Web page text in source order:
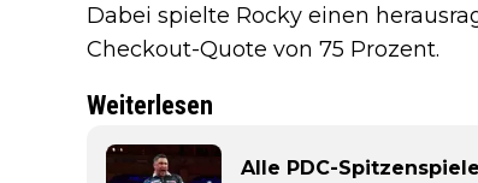
Dabei spielte Rocky einen
Checkout-Quote von 75 Prozent.
Weiterlesen
Alle PDC-